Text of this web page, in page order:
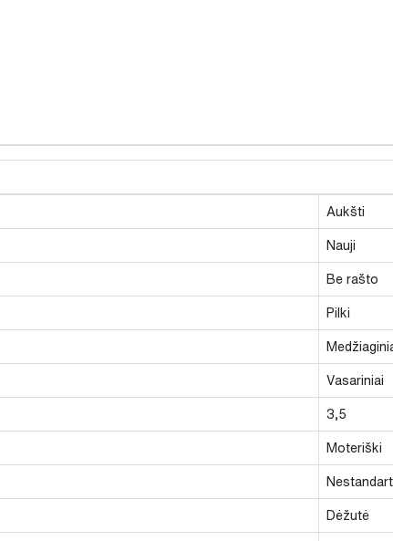
Aukšti
Nauji
Be rašto
Pilki
Vasariniai
3,5
Moteriški
Dėžutė